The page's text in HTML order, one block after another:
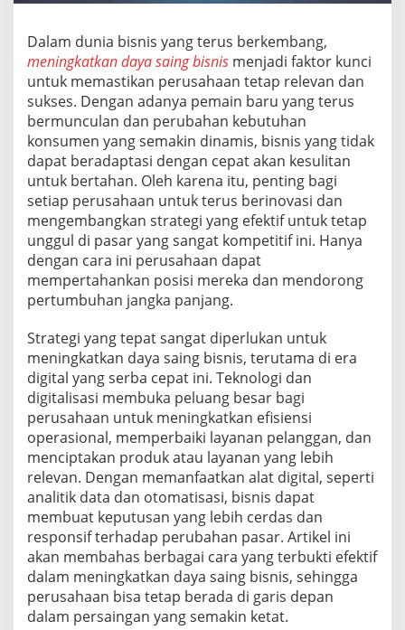
i
s
n
s
Dalam dunia bisnis yang terus berkembang,
meningkatkan daya saing bisnis menjadi faktor kunci
untuk memastikan perusahaan tetap relevan dan
sukses. Dengan adanya pemain baru yang terus
bermunculan dan perubahan kebutuhan
konsumen yang semakin dinamis, bisnis yang tidak
dapat beradaptasi dengan cepat akan kesulitan
untuk bertahan. Oleh karena itu, penting bagi
setiap perusahaan untuk terus berinovasi dan
mengembangkan strategi yang efektif untuk tetap
unggul di pasar yang sangat kompetitif ini. Hanya
dengan cara ini perusahaan dapat
mempertahankan posisi mereka dan mendorong
pertumbuhan jangka panjang.
Strategi yang tepat sangat diperlukan untuk
meningkatkan daya saing bisnis, terutama di era
digital yang serba cepat ini. Teknologi dan
digitalisasi membuka peluang besar bagi
perusahaan untuk meningkatkan efisiensi
operasional, memperbaiki layanan pelanggan, dan
menciptakan produk atau layanan yang lebih
relevan. Dengan memanfaatkan alat digital, seperti
analitik data dan otomatisasi, bisnis dapat
membuat keputusan yang lebih cerdas dan
responsif terhadap perubahan pasar. Artikel ini
akan membahas berbagai cara yang terbukti efektif
dalam meningkatkan daya saing bisnis, sehingga
perusahaan bisa tetap berada di garis depan
dalam persaingan yang semakin ketat.